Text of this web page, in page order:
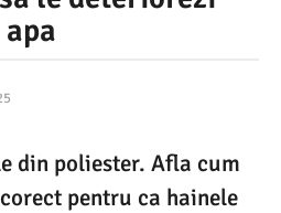
0
.
din poliester. Afla cum
pentru ca hainele